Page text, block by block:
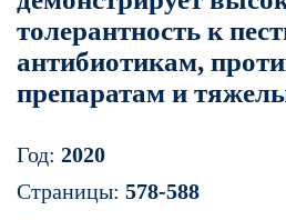
толерантность к
антибиотикам,
препаратам и
Год: 2020
Страницы: 578-588